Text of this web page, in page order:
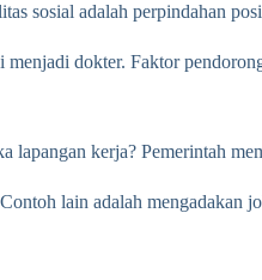
sosial adalah perpindahan
dokter. Faktor
lapangan kerja? Pemerintah
lain adalah